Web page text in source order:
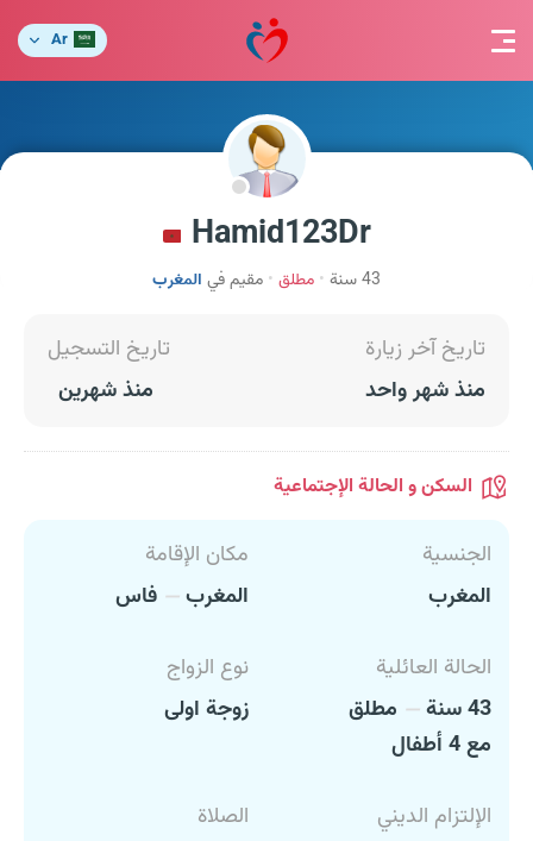
Ar
Hamid123Dr
43 سنة مطلق مقيم في المغرب
تاريخ آخر زيارة
منذ شهر واحد
تاريخ التسجيل
منذ شهرين
السكن و الحالة الإجتماعية
الجنسية
المغرب
مكان الإقامة
المغرب
فاس
الحالة العائلية
43 سنة
مطلق
مع 4 أطفال
نوع الزواج
زوجة اولى
الإلتزام الديني
الصلاة